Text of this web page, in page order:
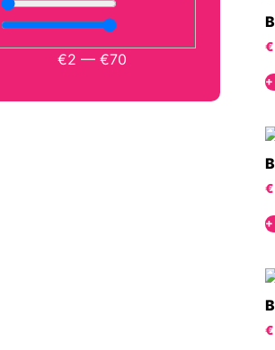
€2 — €70
€
+
€
+
€